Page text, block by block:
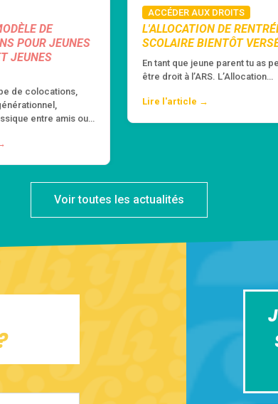
DE
POUR JEUNES
JEUNES
de colocations,
entre amis ou…
ACCÉDER AUX DROITS
L'ALLOCATION DE
SCOLAIRE BIENTÔT
En tant que jeune parent tu as
être droit à l’ARS. L’Allocation…
Lire l'article →
Voir toutes les actualités